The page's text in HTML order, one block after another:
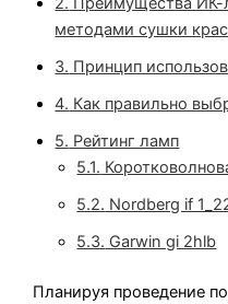
методами сушки
3. Принцип
4. Как правильно
5. Рейтинг ламп
5.1.
5.2. Nordberg if
5.3. Garwin gi 2hlb
Планируя проведение